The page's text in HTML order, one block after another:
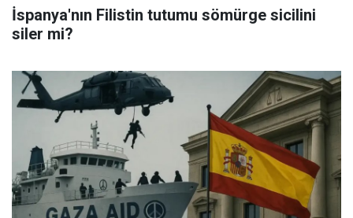
İspanya'nın Filistin tutumu sömürge sicilini
siler mi?